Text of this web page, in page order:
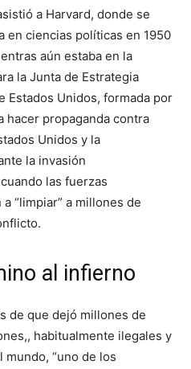
a Harvard, donde se
en ciencias políticas en 1950
aún estaba en la
la Junta de Estrategia
Estados Unidos, formada por
hacer propaganda contra
Unidos y la
la invasión
las fuerzas
“limpiar” a millones de
al infierno
de que dejó millones de
habitualmente ilegales y
mundo, “uno de los